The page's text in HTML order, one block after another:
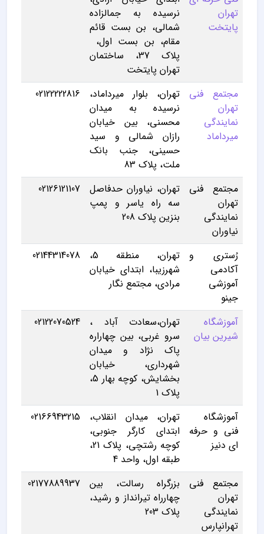
تهران
پایتخت
نرسیده به جمالزاده
شمالی، بن بست قائم
مقام، بن بست اول،
پلاک 37، ساختمان
تهران پایتخت
مجتمع فنی
تهران
نمایندگی
میرداماد
تهران، بلوار میرداماد،
نرسیده به میدان
محسنی، بین خیابان
رازان شمالی و سید
حسینی، جنب بانک
ملت، پلاک 83
02122222816
مجتمع فنی
تهران
نمایندگی
نیاوران
تهران، نیاوران حدفاصل
سه راه یاسر و پمپ
بنزین پلاک 208
02126121107
رُستری و
آکادمی
آموزشی
جینو
تهران، منطقه 5،
شهرزیبا، ابتدای خیابان
مرادی، مجتمع نگار
02144314078
آموزشگاه
شیرین بیان
تهران،سعادت آباد ،
سرو غربی، بین چهاراره
پاک نژاد و میدان
شهرداری، خیابان
بخشایش، کوچه بهار 5،
پلاک 1
02122070524
آموزشگاه
فنی و حرفه
ای دنیز
تهران، میدان انقلاب،
ابتدای کارگر جنوبی،
کوچه رشتچی، پلاک 21،
طبقه اول، واحد 4
02166943215
مجتمع فنی
تهران
نمایندگی
تهرانپارس
بزرگراه رسالت، بین
چهارراه تیرانداز و رشید،
پلاک 203
02177889937